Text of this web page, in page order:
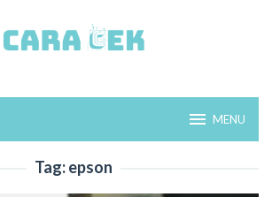
MENU
Tag:epson